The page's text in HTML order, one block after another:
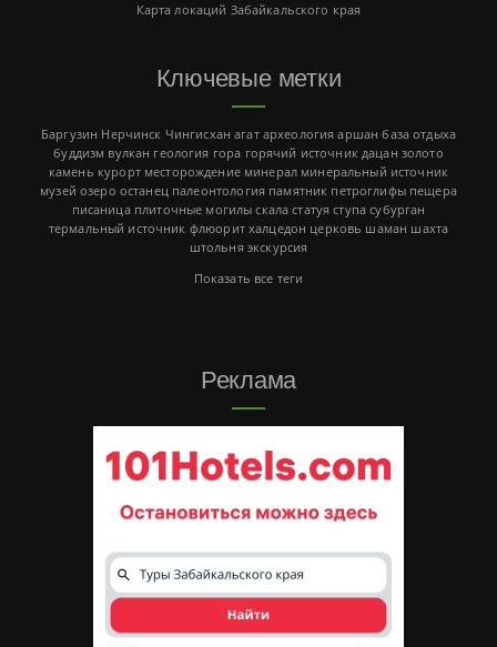
Карта локаций Забайкальского края
Ключевые метки
Баргузин Нерчинск Чингисхан агат археология аршан база отдыха
буддизм вулкан геология гора горячий источник дацан золото
камень курорт месторождение минерал минеральный источник
музей озеро останец палеонтология памятник петроглифы пещера
писаница плиточные могилы скала статуя ступа субурган
термальный источник флюорит халцедон церковь шаман шахта
штольня экскурсия
Показать все теги
Реклама